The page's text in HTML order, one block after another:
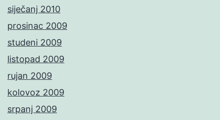
siječanj 2010
prosinac 2009
studeni 2009
listopad 2009
rujan 2009
kolovoz 2009
srpanj 2009